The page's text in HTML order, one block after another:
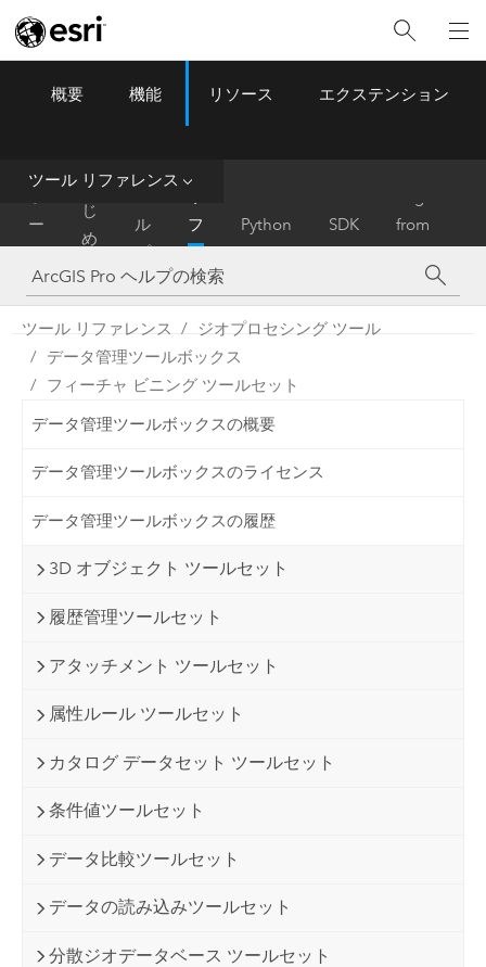
ArcGIS Pro Menu
概要 機能 リソース エクステンション
ツール リファレンス
ー
ム
は
じ
め
に
ル
プ
フ
ァ
レ
ン
ス
Python SDK
from
ArcMap
ツール リファレンス
ジオプロセシング ツール
データ管理ツールボックス
フィーチャ ビニング ツールセット
データ管理ツールボックスの概要
データ管理ツールボックスのライセンス
データ管理ツールボックスの履歴
3D オブジェクト ツールセット
履歴管理ツールセット
アタッチメント ツールセット
属性ルール ツールセット
カタログ データセット ツールセット
条件値ツールセット
データ比較ツールセット
データの読み込みツールセット
分散ジオデータベース ツールセット